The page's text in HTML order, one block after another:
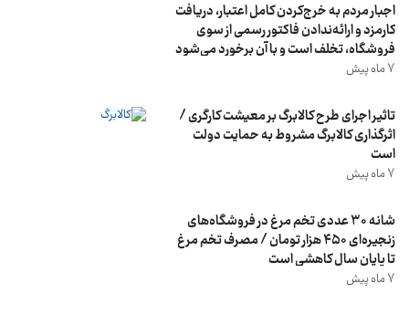
اجبار مردم به خرج‌کردن کامل اعتبار، دریافت
کارمزد و ارائه‌ندادن فاکتور رسمی از سوی
فروشگاه، تخلف است و با آن برخورد می‌شود
7 ماه پیش
تاثیر اجرای طرح کالابرگ بر معیشت کارگری /
اثرگذاری کالابرگ مشروط به حمایت دولت
است
7 ماه پیش
شانه ۳۰ عددی تخم‌ مرغ در فروشگاه‌های
زنجیره‌ای ۴۵۰ هزار تومان / مصرف تخم مرغ
تا پایان سال کاهشی است
7 ماه پیش